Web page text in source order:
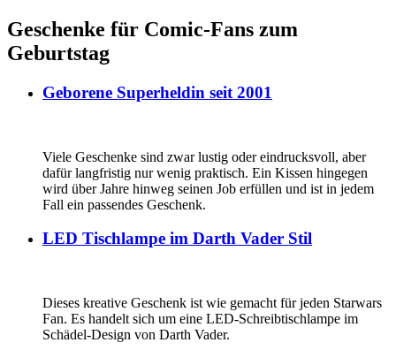
Geschenke für Comic-Fans zum
Geburtstag
Geborene Superheldin seit 2001
Viele Geschenke sind zwar lustig oder eindrucksvoll, aber
dafür langfristig nur wenig praktisch. Ein Kissen hingegen
wird über Jahre hinweg seinen Job erfüllen und ist in jedem
Fall ein passendes Geschenk.
LED Tischlampe im Darth Vader Stil
Dieses kreative Geschenk ist wie gemacht für jeden Starwars
Fan. Es handelt sich um eine LED-Schreibtischlampe im
Schädel-Design von Darth Vader.